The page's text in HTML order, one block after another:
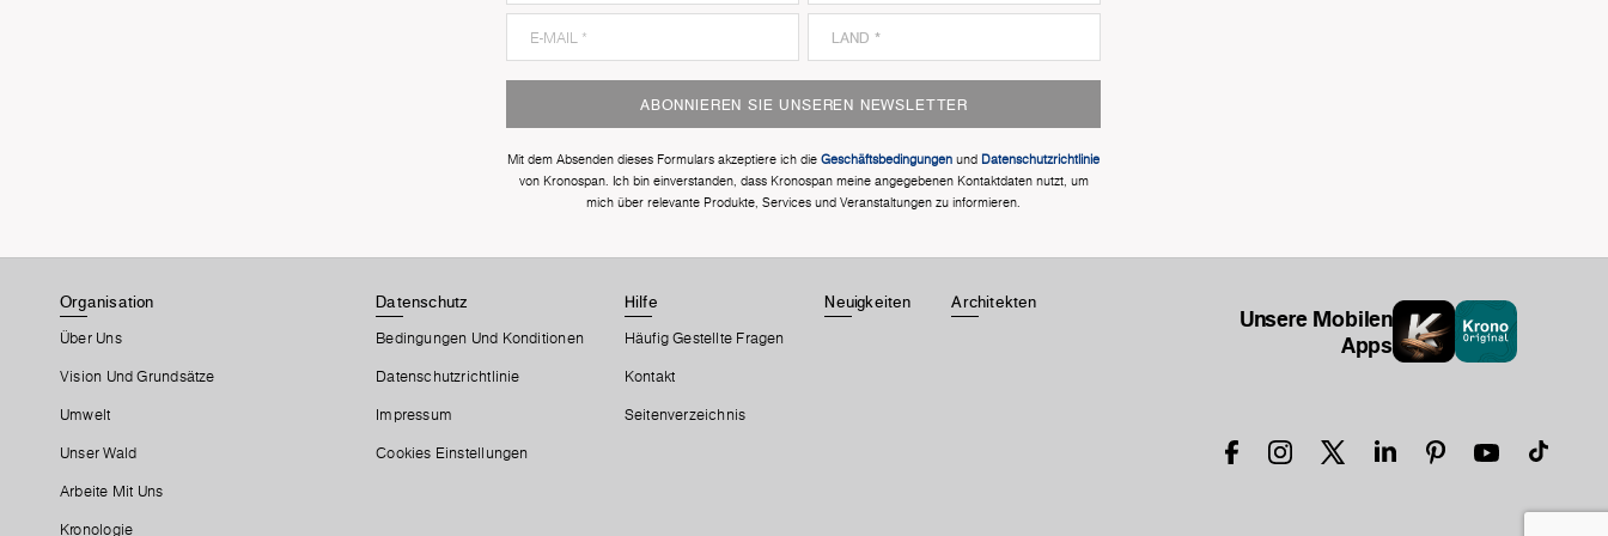
ABONNIEREN SIE UNSEREN NEWSLETTER
Mit dem Absenden dieses Formulars akzeptiere ich dieGeschäftsbedingungen und Datenschutzrichtlinie
von Kronospan. Ich bin einverstanden, dass Kronospan meine angegebenen Kontaktdaten nutzt, um
mich über relevante Produkte, Services und Veranstaltungen zu informieren.
Organisation
Über Uns
Vision Und Grundsätze
Umwelt
Unser Wald
Arbeite Mit Uns
Kronologie
Datenschutz
Bedingungen Und Konditionen
Datenschutzrichtlinie
Impressum
Cookies Einstellungen
Hilfe
Häufig Gestellte Fragen
Kontakt
Seitenverzeichnis
Neuigkeiten Architekten
Unsere Mobilen
Apps